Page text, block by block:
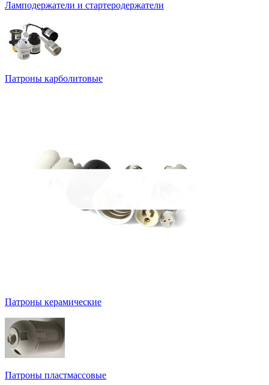
Ламподержатели и стартеродержатели
Патроны карболитовые
Патроны керамические
Патроны пластмассовые